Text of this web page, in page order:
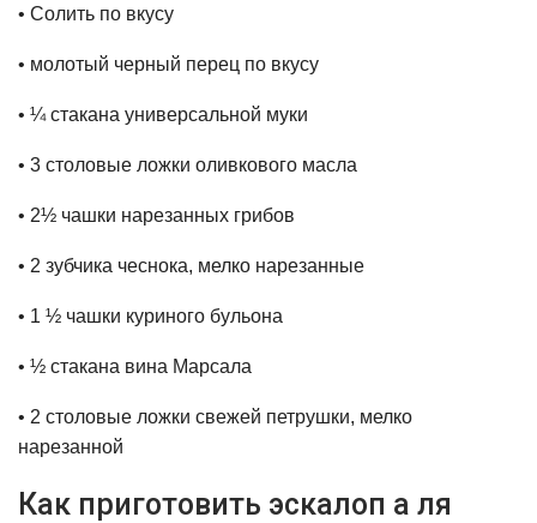
• Солить по вкусу
• молотый черный перец по вкусу
• ¼ стакана универсальной муки
• 3 столовые ложки оливкового масла
• 2½ чашки нарезанных грибов
• 2 зубчика чеснока, мелко нарезанные
• 1 ½ чашки куриного бульона
• ½ стакана вина Марсала
• 2 столовые ложки свежей петрушки, мелко
нарезанной
Как приготовить эскалоп а ля